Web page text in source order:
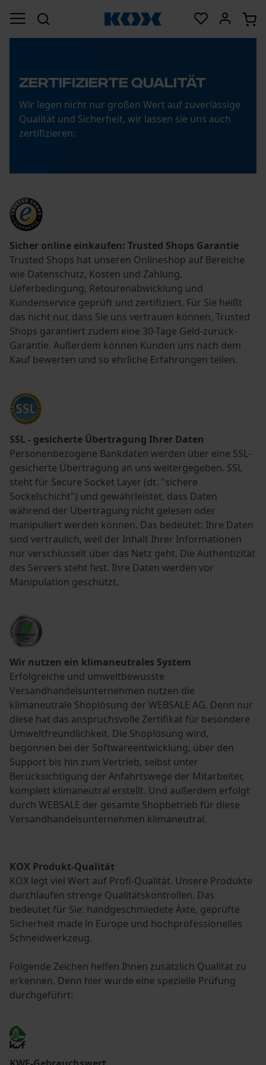
zertifizierte qualität
Wir legen nicht nur großen Wert auf zuverlässige
Qualität und Sicherheit, wir lassen sie uns auch
zertifizieren:
Sicher online einkaufen: Trusted Shops Garantie
Trusted Shops hat unseren Onlineshop auf Bereiche
wie Datenschutz, Kosten und Zahlung,
Lieferbedingung, Retourenabwicklung und
Kundenservice geprüft und zertifiziert. Für Sie heißt
das nicht nur, dass Sie uns vertrauen können, Trusted
Shops garantiert zudem eine 30-Tage Geld-zurück-
Garantie. Außerdem können Kunden uns nach dem
Kauf bewerten und so ehrliche Erfahrungen teilen.
SSL - gesicherte Übertragung Ihrer Daten
Personenbezogene Bankdaten werden über eine SSL-
gesicherte Übertragung an uns weitergegeben. SSL
steht für Secure Socket Layer (dt. "sichere
Sockelschicht") und gewährleistet, dass Daten
während der Übertragung nicht gelesen oder
manipuliert werden können. Das bedeutet: Ihre Daten
sind vertraulich, weil der Inhalt Ihrer Informationen
nur verschlüsselt über das Netz geht. Die Authentizität
des Servers steht fest. Ihre Daten werden vor
Manipulation geschützt.
Wir nutzen ein klimaneutrales System
Erfolgreiche und umweltbewusste
Versandhandelsunternehmen nutzen die
klimaneutrale Shoplösung der WEBSALE AG. Denn nur
diese hat das anspruchsvolle Zertifikat für besondere
Umweltfreundlichkeit. Die Shoplösung wird,
begonnen bei der Softwareentwicklung, über den
Support bis hin zum Vertrieb, selbst unter
Berücksichtigung der Anfahrtswege der Mitarbeiter,
komplett klimaneutral erstellt. Und außerdem erfolgt
durch WEBSALE der gesamte Shopbetrieb für diese
Versandhandelsunternehmen klimaneutral.
KOX Produkt-Qualität
KOX legt viel Wert auf Profi-Qualität. Unsere Produkte
durchlaufen strenge Qualitätskontrollen. Das
bedeutet für Sie: handgeschmiedete Äxte, geprüfte
Sicherheit made in Europe und hochprofessionelles
Schneidwerkzeug.
Folgende Zeichen helfen Ihnen zusätzlich Qualität zu
erkennen. Denn hier wurde eine spezielle Prüfung
durchgeführt: